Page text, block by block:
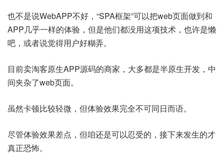
也不是说WebAPP不好，“SPA框架”可以把web页面做到和
APP几乎一样的体验，但是他们都没用这项技术，也许是懒
吧，或者说觉得用户好糊弄。
目前卖淘客原生APP源码的商家，大多都是半原生开发，中
间夹杂了web页面。
虽然卡顿比较轻微，但体验效果完全不可同日而语。
尽管体验效果差点，但咱还是可以忍受的，接下来发生的才
真正恐怖。